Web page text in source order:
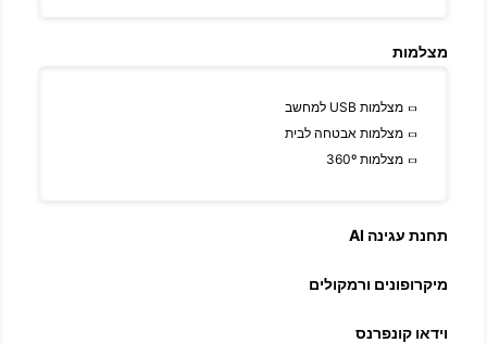
מצלמות
מצלמות USB למחשב
מצלמות אבטחה לבית
מצלמות 360º
תחנת עגינה AI
מיקרופונים ורמקולים
וידאו קונפרנס